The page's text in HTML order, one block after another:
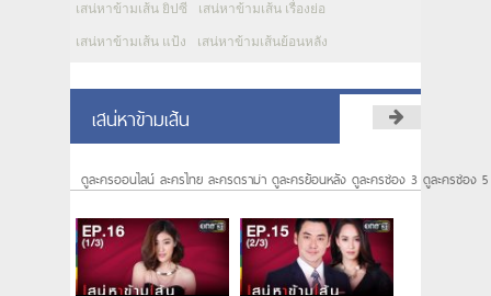
เสน่หาข้ามเส้น ยิปซี เสน่หาข้ามเส้น เรื่องย่อ
เสน่หาข้ามเส้น แป้ง เสน่หาข้ามเส้นย้อนหลัง
เสน่หาข้ามเส้น
ดูละครออนไลน์ ละครไทย ละครดราม่า ดูละครย้อนหลัง ดูละครช่อง 3 ดูละครช่อง